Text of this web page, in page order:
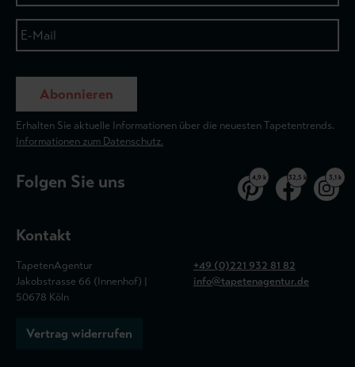
Abonnieren
Erhalten Sie aktuelle Informationen über die neuesten Tapetentrends.
Informationen zum Datenschutz.
Folgen Sie uns 4,9 k 32,5 k 3,1 k
Kontakt
TapetenAgentur
Jakobstrasse 66 (Innenhof) |
50678 Köln
+49 (0)221 932 81 82
info@tapetenagentur.de
Vertrag widerrufen